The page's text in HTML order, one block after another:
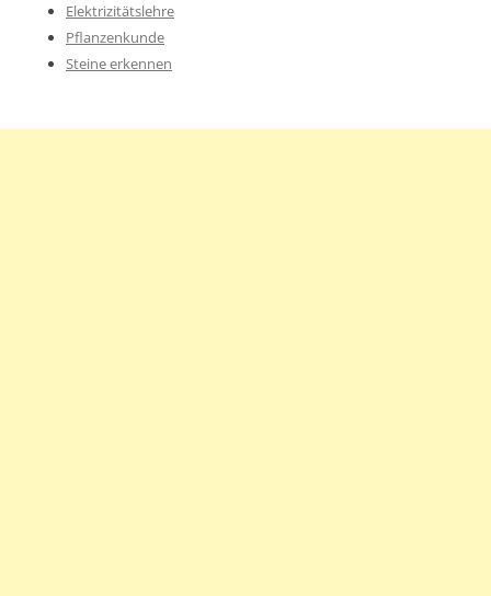
Elektrizitätslehre
Pflanzenkunde
Steine erkennen